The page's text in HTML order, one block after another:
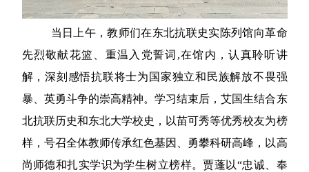
当日上午，教师们在东北抗联史实陈列馆向革命
先烈敬献花篮、重温入党誓词 ,在馆内，认真聆听讲
解，深刻感悟抗联将士为国家独立和民族解放不畏强
暴、英勇斗争的崇高精神。学习结束后，艾国生结合东
北抗联历史和东北大学校史，以苗可秀等优秀校友为榜
样，号召全体教师传承红色基因、勇攀科研高峰，以高
尚师德和扎实学识为学生树立榜样。贾蓬以“忠诚、奉